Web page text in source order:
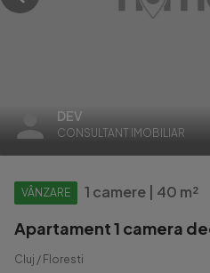
DEV
CONSULTANT IMOBILIAR
VÂNZARE 1 camere | 40 m²
Apartament 1 camera
Cluj / Floresti